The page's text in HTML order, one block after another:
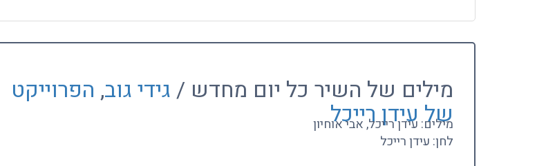
מילים של השיר כל יום מחדש /גידי גוב, הפרוייקט
של עידן רייכל
מילים: עידן רייכל, אבי אוחיון
לחן: עידן רייכל